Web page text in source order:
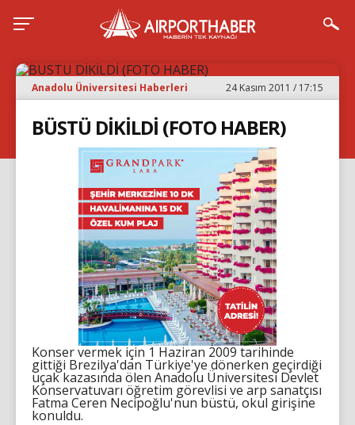
Anadolu Üniversitesi Haberleri 24 Kasım 2011 / 17:15
BÜSTÜ DİKİLDİ (FOTO HABER)
Konser vermek için 1 Haziran 2009 tarihinde
gittiği Brezilya'dan Türkiye'ye dönerken geçirdiği
uçak kazasında ölen Anadolu Üniversitesi Devlet
Konservatuvarı öğretim görevlisi ve arp sanatçısı
Fatma Ceren Necipoğlu'nun büstü, okul girişine
konuldu.